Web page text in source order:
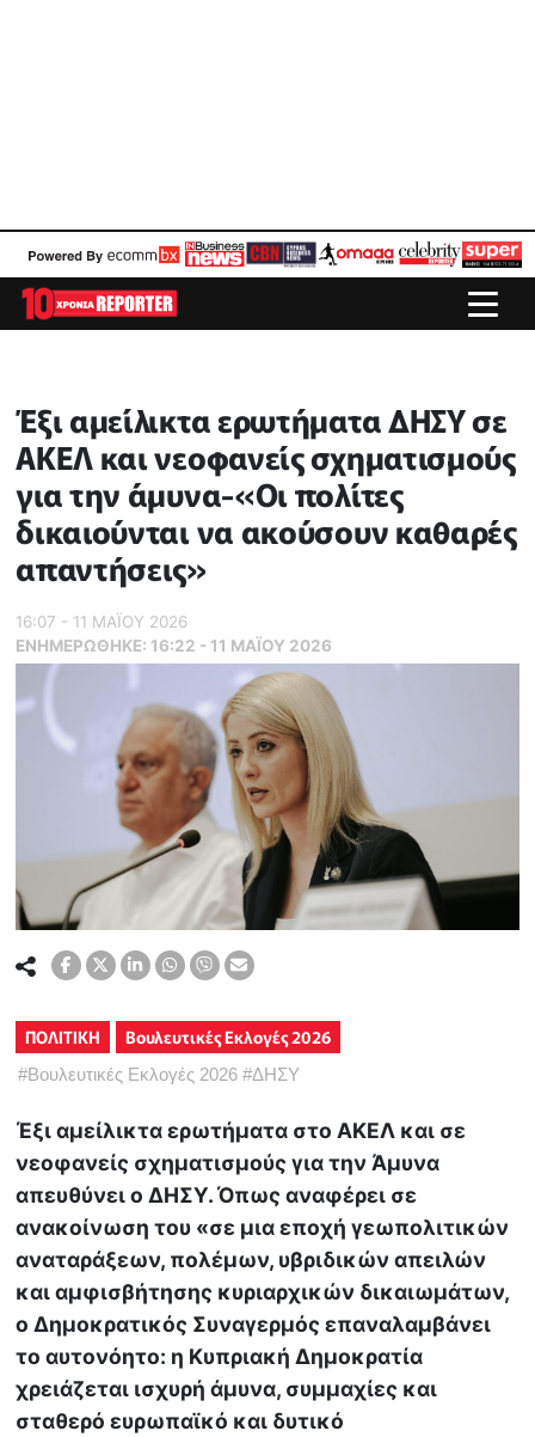
Έξι αμείλικτα ερωτήματα ΔΗΣΥ σε
ΑΚΕΛ και νεοφανείς σχηματισμούς
για την άμυνα-«Οι πολίτες
δικαιούνται να ακούσουν καθαρές
απαντήσεις»
16:07 - 11 ΜΑΪ́ΟΥ 2026
ΕΝΗΜΕΡΏΘΗΚΕ: 16:22 - 11 ΜΑΪ́ΟΥ 2026
ΠΟΛΙΤΙΚΗ Βουλευτικές Εκλογές 2026
#Βουλευτικές Εκλογές 2026 #ΔΗΣΥ
Έξι αμείλικτα ερωτήματα στο ΑΚΕΛ και σε
νεοφανείς σχηματισμούς για την Άμυνα
απευθύνει ο ΔΗΣΥ. Όπως αναφέρει σε
ανακοίνωση του «σε μια εποχή γεωπολιτικών
αναταράξεων, πολέμων, υβριδικών απειλών
και αμφισβήτησης κυριαρχικών δικαιωμάτων,
ο Δημοκρατικός Συναγερμός επαναλαμβάνει
το αυτονόητο: η Κυπριακή Δημοκρατία
χρειάζεται ισχυρή άμυνα, συμμαχίες και
σταθερό ευρωπαϊκό και δυτικό